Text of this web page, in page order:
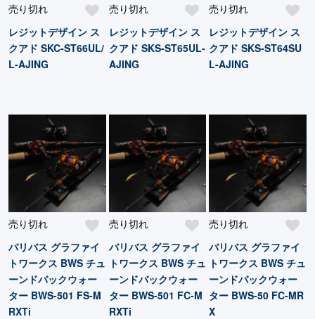
売り切れ
レジットデザイン ス
クアド SKC-ST66UL/
L-AJING
売り切れ
レジットデザイン ス
クアド SKS-ST65UL-
AJING
売り切れ
レジットデザイン ス
クアド SKS-ST64SU
L-AJING
売り切れ
バリバス グラファイ
トワークス BWS チュ
ーンドバックウォー
ター BWS-501 FS-M
RXTi
売り切れ
バリバス グラファイ
トワークス BWS チュ
ーンドバックウォー
ター BWS-501 FC-M
RXTi
売り切れ
バリバス グラファイ
トワークス BWS チュ
ーンドバックウォー
ター BWS-50 FC-MR
X